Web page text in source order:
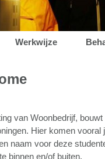
Werkwijze
van Woonbedrijf,
Hier komen vooral
naam voor deze
binnen en/of buiten.